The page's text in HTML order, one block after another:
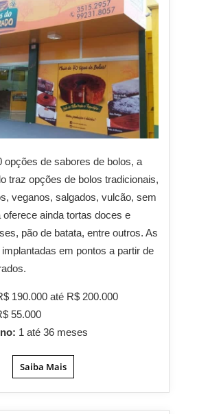
opções de sabores de bolos, a
traz opções de bolos tradicionais,
veganos, salgados, vulcão, sem
oferece ainda tortas doces e
pão de batata, entre outros. As
em pontos a partir de
190.000 até R$ 200.000
55.000
1 até 36 meses
Saiba Mais